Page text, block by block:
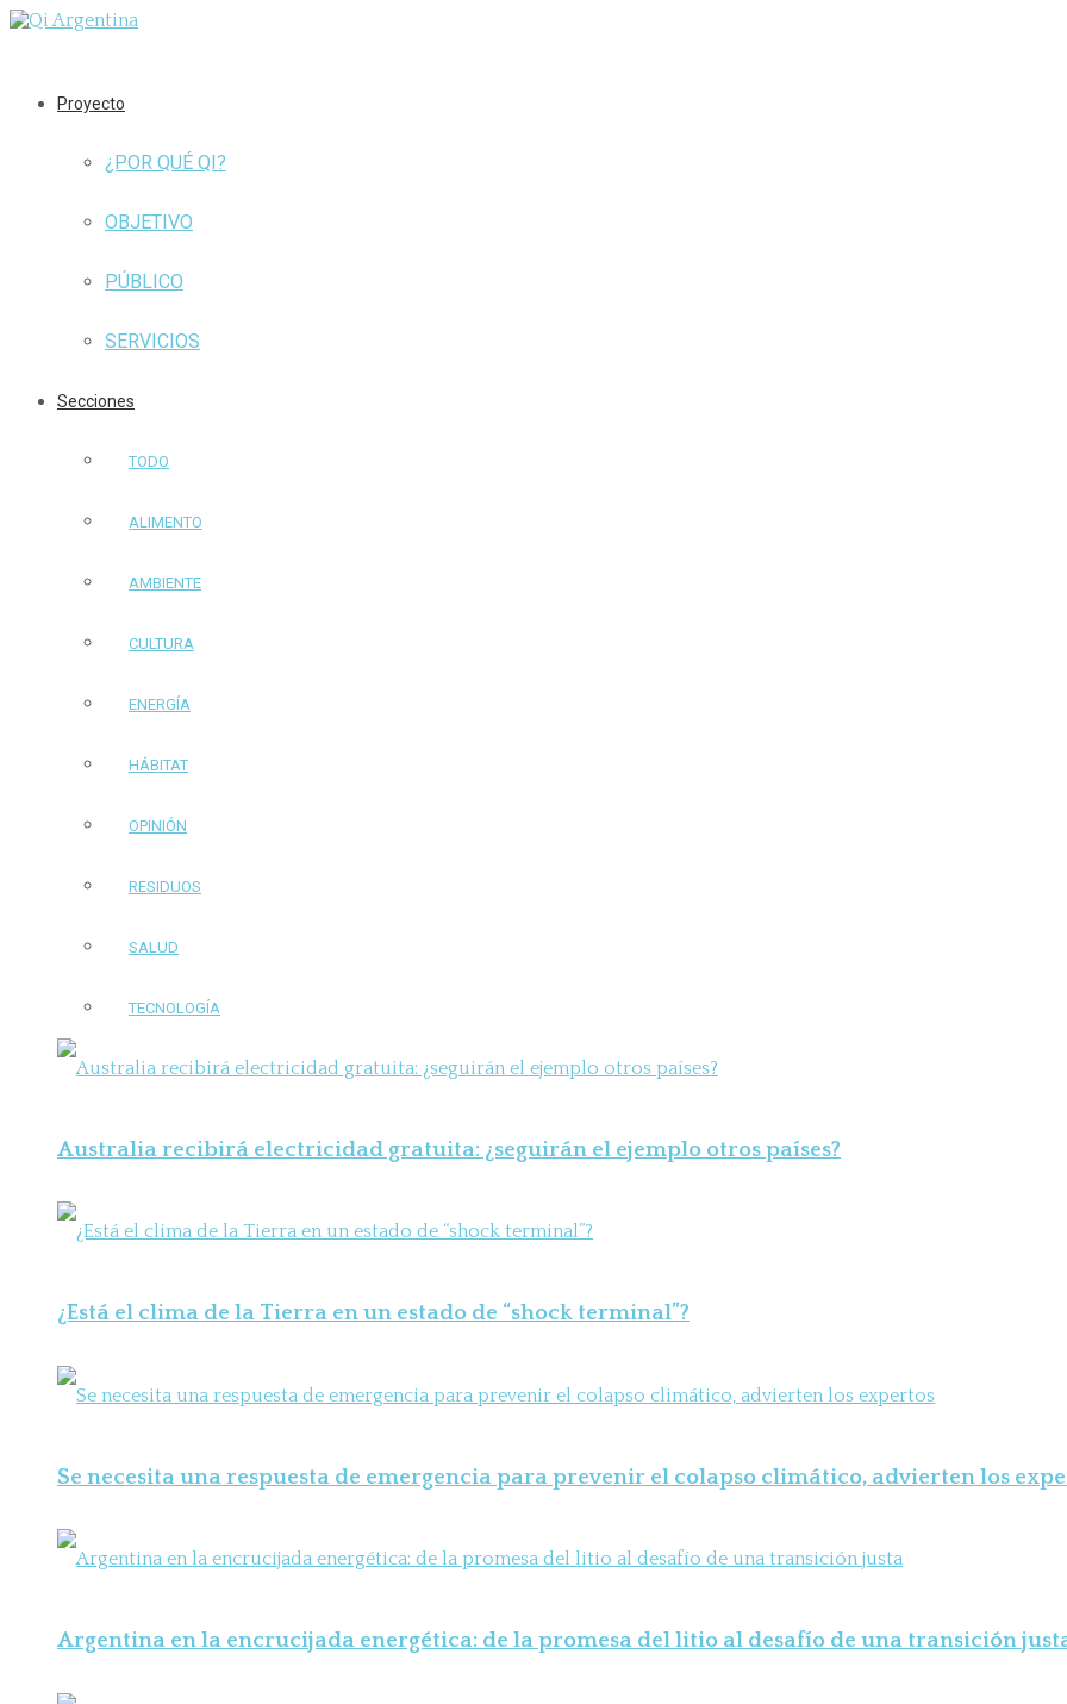
Proyecto
¿POR QUÉ QI?
OBJETIVO
PÚBLICO
SERVICIOS
Secciones
TODO
ALIMENTO
AMBIENTE
CULTURA
ENERGÍA
HÁBITAT
OPINIÓN
RESIDUOS
SALUD
TECNOLOGÍA
Australia recibirá electricidad gratuita: ¿seguirán el ejemplo otros países?
¿Está el clima de la Tierra en un estado de “shock terminal”?
Se necesita una respuesta de emergencia para prevenir el colapso climático, advierten los
Argentina en la encrucijada energética: de la promesa del litio al desafío de una transición